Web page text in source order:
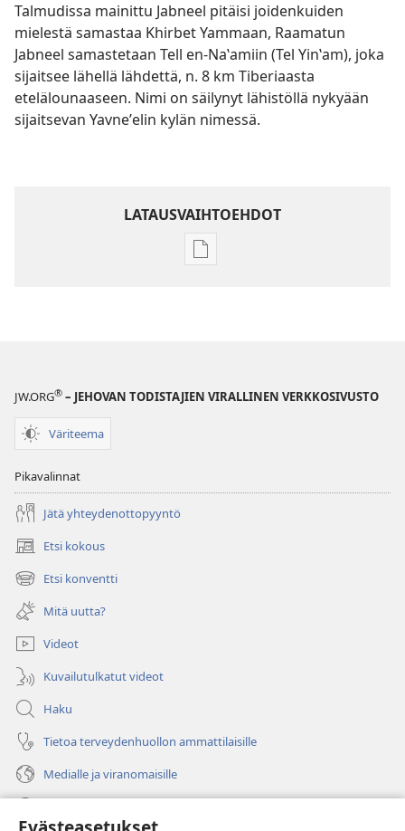
Talmudissa mainittu Jabneel pitäisi joidenkuiden
mielestä samastaa Khirbet Yammaan, Raamatun
Jabneel samastetaan Tell en-Naʽamiin (Tel Yinʽam), joka
sijaitsee lähellä lähdettä, n. 8 km Tiberiaasta
etelälounaaseen. Nimi on säilynyt lähistöllä nykyään
sijaitsevan Yavneʼelin kylän nimessä.
LATAUSVAIHTOEHDOT
Julkaisujen
JW.ORG® – JEHOVAN TODISTAJIEN VIRALLINEN VERKKOSIVUSTO
Väriteema
Pikavalinnat
Jätä yhteydenottopyyntö
Etsi kokous
(avaa
uuden
ikkunan)
Etsi konventti
(avaa
uuden
ikkunan)
Mitä uutta?
Videot
Kuvailutulkatut videot
Haku
Tietoa terveydenhuollon ammattilaisille
Medialle ja viranomaisille